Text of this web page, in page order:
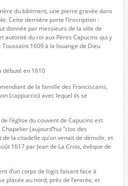
du bâtiment, une pierre gravée dans
Cette dernière porte l’inscription :
donnée par messieurs de la ville de
autorité du roi aux Pères Capucins qui y
1609 à la louange de Dieu
débuté en 1610
de la famille des Franciscains,
(cappuccio) avec lequel ils se
l’église du couvent de Capucins est
(aujourd’hui “clos des
de la citadelle qu’on venait de démolir, et
1617 par Jean de La Croix, évêque de
d’un corps de logis faisant face à
placée au nord, près de l’entrée, et